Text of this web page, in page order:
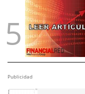
Publicidad